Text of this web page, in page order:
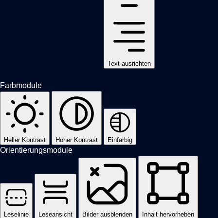
Text ausrichten
Farbmodule
Heller Kontrast Hoher Kontrast Einfarbig
Orientierungsmodule
Leselinie Leseansicht Bilder ausblenden Inhalt hervorheben